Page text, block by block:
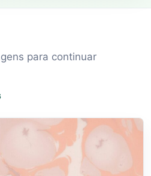
para continuar